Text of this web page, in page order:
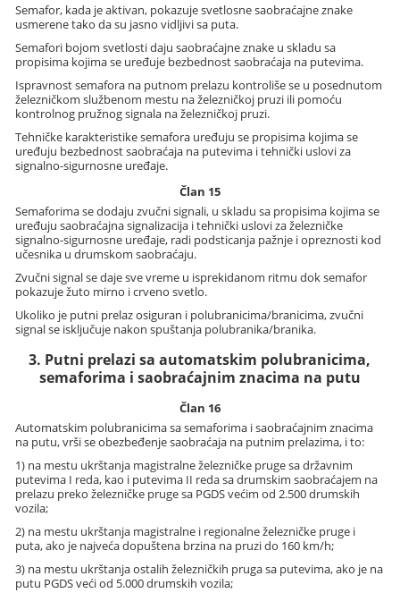
Semafor, kada je aktivan, pokazuje svetlosne saobraćajne znake
usmerene tako da su jasno vidljivi sa puta.
Semafori bojom svetlosti daju saobraćajne znake u skladu sa
propisima kojima se uređuje bezbednost saobraćaja na putevima.
Ispravnost semafora na putnom prelazu kontroliše se u posednutom
železničkom službenom mestu na železničkoj pruzi ili pomoću
kontrolnog pružnog signala na železničkoj pruzi.
Tehničke karakteristike semafora uređuju se propisima kojima se
uređuju bezbednost saobraćaja na putevima i tehnički uslovi za
signalno-sigurnosne uređaje.
Član 15
Semaforima se dodaju zvučni signali, u skladu sa propisima kojima se
uređuju saobraćajna signalizacija i tehnički uslovi za železničke
signalno-sigurnosne uređaje, radi podsticanja pažnje i opreznosti kod
učesnika u drumskom saobraćaju.
Zvučni signal se daje sve vreme u isprekidanom ritmu dok semafor
pokazuje žuto mirno i crveno svetlo.
Ukoliko je putni prelaz osiguran i polubranicima/branicima, zvučni
signal se isključuje nakon spuštanja polubranika/branika.
3. Putni prelazi sa automatskim polubranicima,
semaforima i saobraćajnim znacima na putu
Član 16
Automatskim polubranicima sa semaforima i saobraćajnim znacima
na putu, vrši se obezbeđenje saobraćaja na putnim prelazima, i to:
1) na mestu ukrštanja magistralne železničke pruge sa državnim
putevima I reda, kao i putevima II reda sa drumskim saobraćajem na
prelazu preko železničke pruge sa PGDS većim od 2.500 drumskih
vozila;
2) na mestu ukrštanja magistralne i regionalne železničke pruge i
puta, ako je najveća dopuštena brzina na pruzi do 160 km/h;
3) na mestu ukrštanja ostalih železničkih pruga sa putevima, ako je na
putu PGDS veći od 5.000 drumskih vozila;